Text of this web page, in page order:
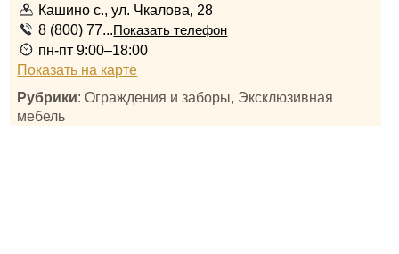
Кашино с., ул. Чкалова, 28
8 (800) 77...Показать телефон
пн-пт 9:00–18:00
Показать на карте
Рубрики: Ограждения и заборы, Эксклюзивная
мебель